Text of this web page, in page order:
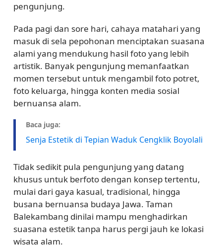
pengunjung.
Pada pagi dan sore hari, cahaya matahari yang
masuk di sela pepohonan menciptakan suasana
alami yang mendukung hasil foto yang lebih
artistik. Banyak pengunjung memanfaatkan
momen tersebut untuk mengambil foto potret,
foto keluarga, hingga konten media sosial
bernuansa alam.
Baca juga:
Senja Estetik di Tepian Waduk Cengklik Boyolali
Tidak sedikit pula pengunjung yang datang
khusus untuk berfoto dengan konsep tertentu,
mulai dari gaya kasual, tradisional, hingga
busana bernuansa budaya Jawa. Taman
Balekambang dinilai mampu menghadirkan
suasana estetik tanpa harus pergi jauh ke lokasi
wisata alam.